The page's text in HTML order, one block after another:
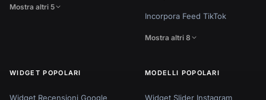
Mostra altri 5
Incorpora Feed TikTok
Mostra altri 8
WIDGET POPOLARI
Widget Recensioni Google
MODELLI POPOLARI
Widget Slider Instagram